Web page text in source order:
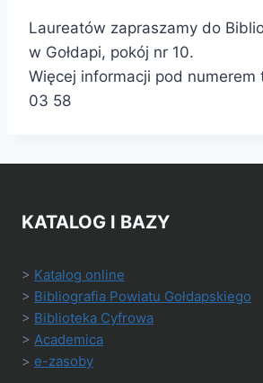
Laureatów zapraszamy do
w Gołdapi, pokój nr 10.
Więcej informacji pod numerem
03 58
KATALOG I BAZY
> Katalog online
> Bibliografia Powiatu Gołdapskiego
> Biblioteka Cyfrowa
> Academica
> e-zasoby